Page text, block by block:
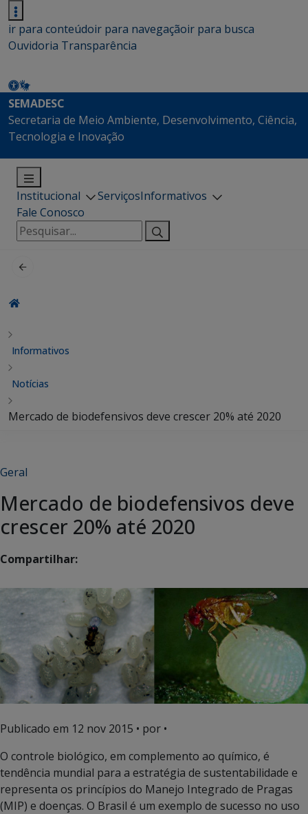
ir para conteúdoir para navegaçãoir para busca
Ouvidoria Transparência
SEMADESC
Secretaria de Meio Ambiente, Desenvolvimento, Ciência,
Tecnologia e Inovação
Institucional ServiçosInformativos
Fale Conosco
Pesquisar
por:
Informativos
Notícias
Mercado de biodefensivos deve crescer 20% até 2020
Geral
Mercado de biodefensivos deve
crescer 20% até 2020
Compartilhar:
Publicado em 12 nov 2015 • por •
O controle biológico, em complemento ao químico, é
tendência mundial para a estratégia de sustentabilidade e
representa os princípios do Manejo Integrado de Pragas
(MIP) e doenças. O Brasil é um exemplo de sucesso no uso